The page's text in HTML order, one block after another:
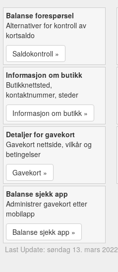
Balanse forespørsel
Alternativer for kontroll av
kortsaldo
Saldokontroll »
Informasjon om butikk
Butikknettsted,
kontaktnummer, steder
Informasjon om butikk »
Detaljer for gavekort
Gavekort nettside, vilkår og
betingelser
Gavekort »
Balanse sjekk app
Administrer gavekort etter
mobilapp
Balanse sjekk app »
Last Update: søndag 13. mars 2022